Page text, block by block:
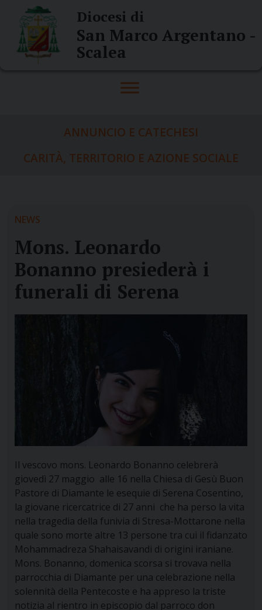
content
Diocesi di
San Marco Argentano -
Scalea
ANNUNCIO E CATECHESI
CARITÀ, TERRITORIO E AZIONE SOCIALE
NEWS
Mons. Leonardo
Bonanno presiederà i
funerali di Serena
Il vescovo mons. Leonardo Bonanno celebrerà
giovedì 27 maggio alle 16 nella Chiesa di Gesù Buon
Pastore di Diamante le esequie di Serena Cosentino,
la giovane ricercatrice di 27 anni che ha perso la vita
nella tragedia della funivia di Stresa-Mottarone nella
quale sono morte altre 13 persone tra cui il fidanzato
Mohammadreza Shahaisavandi di origini iraniane.
Mons. Bonanno, domenica scorsa si trovava nella
parrocchia di Diamante per una celebrazione nella
solennità della Pentecoste e ha appreso la triste
notizia al rientro in episcopio dal parroco don